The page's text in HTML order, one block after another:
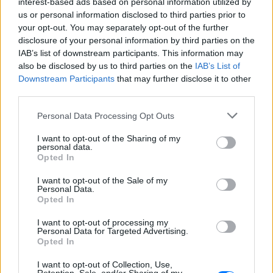
us or personal information disclosed to third parties prior to
your opt-out. You may separately opt-out of the further
disclosure of your personal information by third parties on the
IAB’s list of downstream participants. This information may
also be disclosed by us to third parties on the IAB’s List of
Downstream Participants that may further disclose it to other
Personal Data Processing Opt Outs
I want to opt-out of the Sharing of my
personal data.
Opted In
I want to opt-out of the Sale of my
Personal Data.
Opted In
I want to opt-out of processing my
Personal Data for Targeted Advertising.
Opted In
I want to opt-out of Collection, Use,
κρυφό σχέδιο διαδοχής στην
ηγεσία του MAGA
ΣΉΜΕΡΑ
Ο Ντόναλντ Τραμπ φέρεται να έδωσε
ιδιωτικά το πιο ξεκάθαρο μέχρι σήμερα
σήμα υπέρ του αντιπροέδρου ως
διαδόχου του στο Ρεπουμπλικανικό
Συμφωνία εξαγοράς για την
EasyJet ‑ Στην αμερικανική
Appolo για 6,65 δισ. ευρώ
Μετά την απόσυρση από τη διαδικασία
ανταγωνίστριας αμερικανικής
Θέουτα: «Οι κάτοικοι είναι
ανήμποροι και γεμάτοι αγωνία»
στην περιοχή